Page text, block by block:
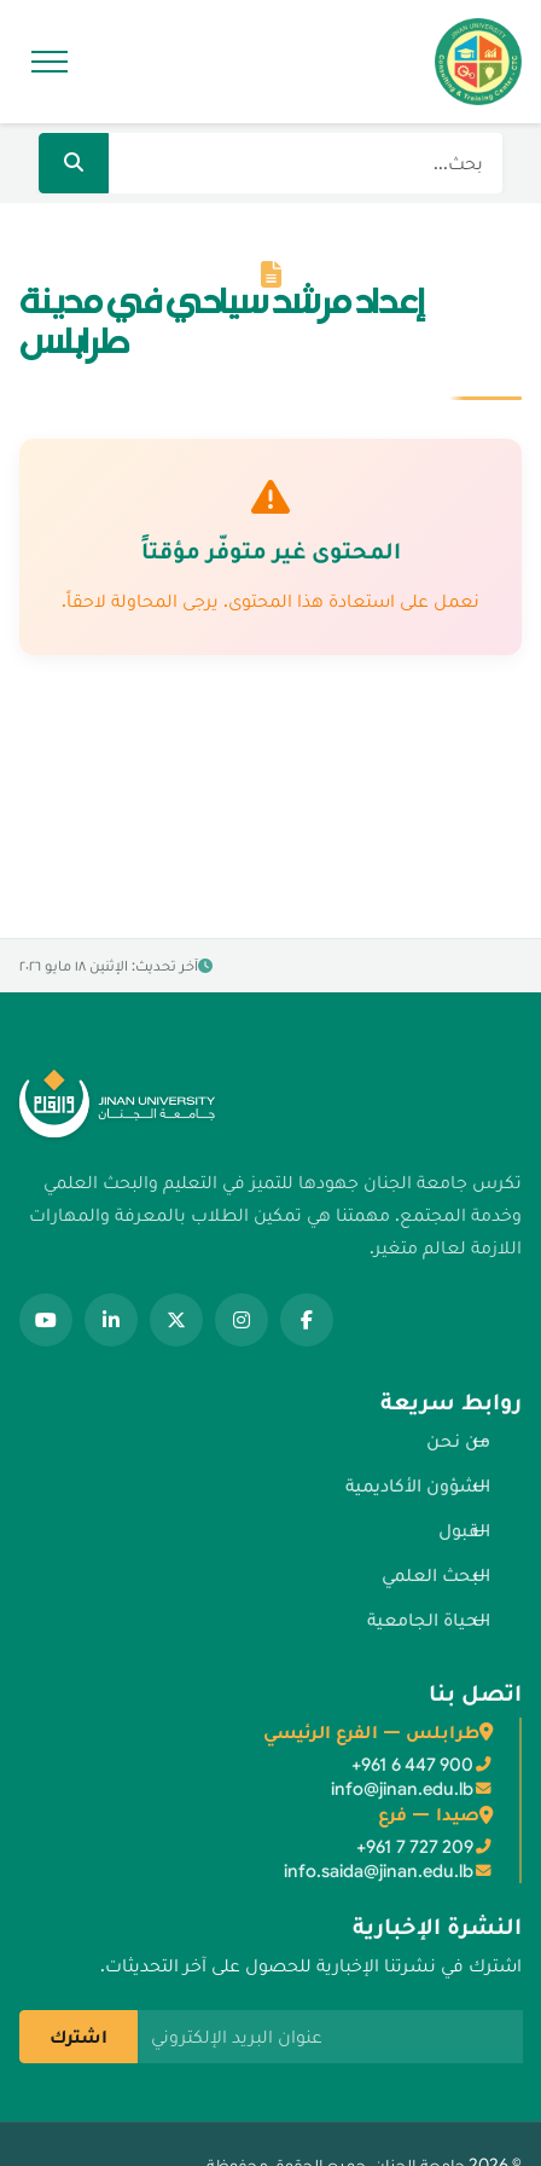
إعداد مرشد سياحي في مدينة
طرابلس
المحتوى غير متوفّر مؤقتاً
نعمل على استعادة هذا المحتوى. يرجى المحاولة لاحقاً.
آخر تحديث: الإثنين ١٨ مايو ٢٠٢٦
تكرس جامعة الجنان جهودها للتميز في التعليم والبحث العلمي
وخدمة المجتمع. مهمتنا هي تمكين الطلاب بالمعرفة والمهارات
اللازمة لعالم متغير.
روابط سريعة
من نحن
الشؤون الأكاديمية
القبول
البحث العلمي
الحياة الجامعية
اتصل بنا
طرابلس — الفرع الرئيسي
+961 6 447 900
info@jinan.edu.lb
صيدا — فرع
+961 7 727 209
info.saida@jinan.edu.lb
النشرة الإخبارية
اشترك في نشرتنا الإخبارية للحصول على آخر التحديثات.
اشترك